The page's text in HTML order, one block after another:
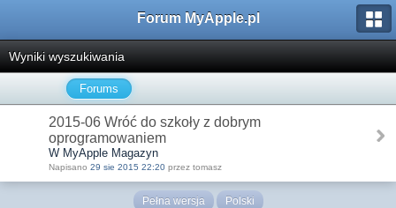
Forum MyApple.pl
Wyniki wyszukiwania
Forums
2015-06 Wróć do szkoły z dobrym
oprogramowaniem
W MyApple Magazyn
Napisano 29 sie 2015 22:20 przez tomasz
Pełna wersja Polski